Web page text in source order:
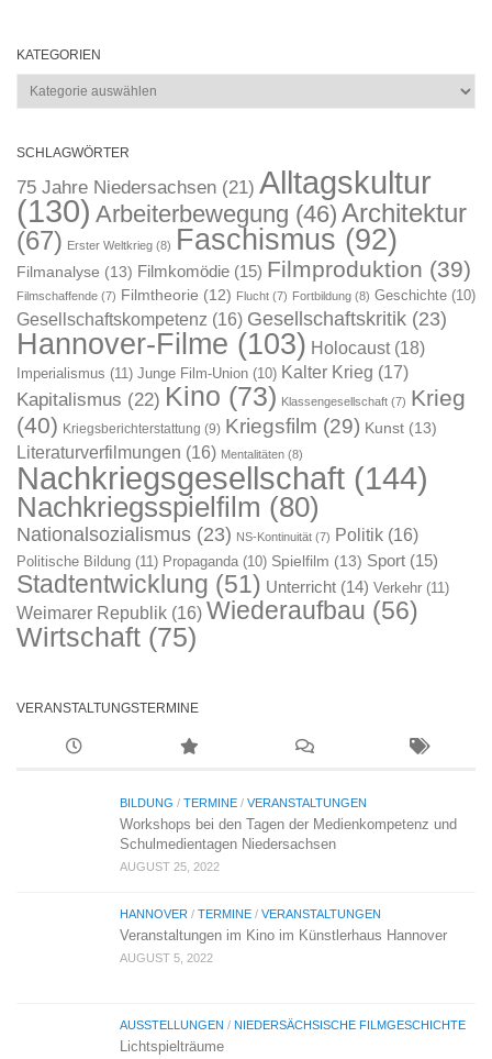
KATEGORIEN
Kategorien
SCHLAGWÖRTER
75 Jahre Niedersachsen (21) Alltagskultur
(130) Arbeiterbewegung (46) Architektur
(67) Erster Weltkrieg (8) Faschismus (92)
Filmanalyse (13) Filmkomödie (15) Filmproduktion (39)
Filmschaffende (7) Filmtheorie (12) Flucht (7) Fortbildung (8) Geschichte (10)
Gesellschaftskompetenz (16) Gesellschaftskritik (23)
Hannover-Filme (103) Holocaust(18)
Imperialismus (11) Junge Film-Union (10) Kalter Krieg (17)
Kapitalismus (22) Kino (73) Klassengesellschaft (7) Krieg
(40) Kriegsberichterstattung (9) Kriegsfilm (29) Kunst (13)
Literaturverfilmungen (16) Mentalitäten (8)
Nachkriegsgesellschaft (144)
Nachkriegsspielfilm (80)
Nationalsozialismus (23) NS-Kontinuität (7) Politik (16)
Politische Bildung (11) Propaganda (10) Spielfilm (13) Sport (15)
Stadtentwicklung (51) Unterricht (14) Verkehr (11)
Weimarer Republik (16) Wiederaufbau (56)
Wirtschaft (75)
VERANSTALTUNGSTERMINE
BILDUNG / TERMINE / VERANSTALTUNGEN
Workshops bei den Tagen der Medienkompetenz und
Schulmedientagen Niedersachsen
AUGUST 25, 2022
HANNOVER / TERMINE / VERANSTALTUNGEN
Veranstaltungen im Kino im Künstlerhaus Hannover
AUGUST 5, 2022
AUSSTELLUNGEN / NIEDERSÄCHSISCHE FILMGESCHICHTE
Lichtspielträume